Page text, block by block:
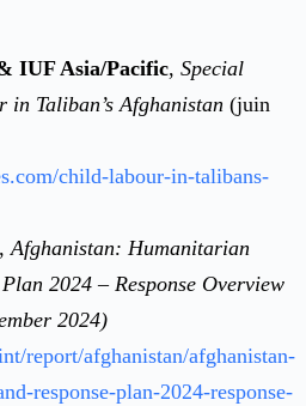
IUF Asia/Pacific, Special
Taliban’s Afghanistan (juin
child-labour-in-talibans-
,Afghanistan: Humanitarian
2024 – Response Overview
2024)
report/afghanistan/afghanistan-
response-plan-2024-response-